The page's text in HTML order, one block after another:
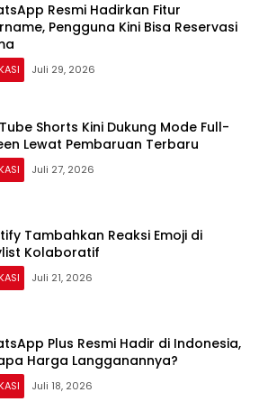
Resmi Hadirkan Fitur
Pengguna Kini Bisa Reservasi
Juli 29, 2026
Shorts Kini Dukung Mode Full-
Lewat Pembaruan Terbaru
Juli 27, 2026
Tambahkan Reaksi Emoji di
Kolaboratif
Juli 21, 2026
Plus Resmi Hadir di Indonesia,
Harga Langganannya?
Juli 18, 2026